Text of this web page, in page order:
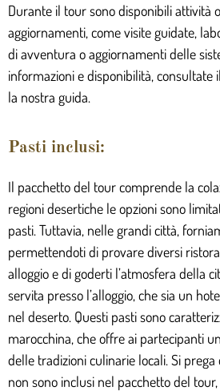
Durante il tour sono disponibili attività
aggiornamenti, come visite guidate,
di avventura o aggiornamenti delle
informazioni e disponibilità,
la nostra guida.
Pasti inclusi:
Il pacchetto del tour comprende la
regioni desertiche le opzioni sono
pasti. Tuttavia, nelle grandi città,
permettendoti di provare diversi
alloggio e di goderti l’atmosfera della
servita presso l’alloggio, che sia un
nel deserto. Questi pasti sono
marocchina, che offre ai partecipanti
delle tradizioni culinarie locali. Si
non sono inclusi nel pacchetto del